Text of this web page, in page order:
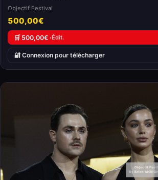
Objectif Festival
500,00€
🛒 500,00€ ·Édit.
🔐 Connexion pour télécharger